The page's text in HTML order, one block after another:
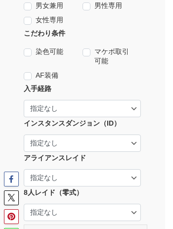
男女兼用
男性専用
女性専用
こだわり条件
染色可能
マケボ取引
可能
AF装備
入手経路
インスタンスダンジョン（ID）
アライアンスレイド
8人レイド（零式）